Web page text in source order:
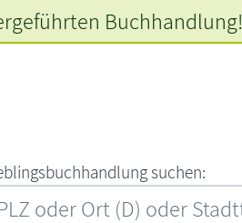
‍s‍u‍c‍h‍e‍n‍:‍
Buchhandlung!